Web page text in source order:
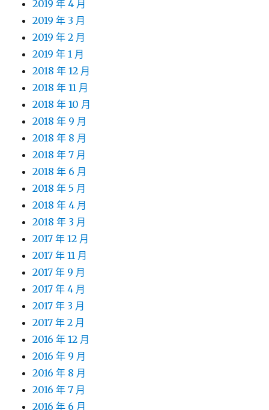
2019 年 4 月
2019 年 3 月
2019 年 2 月
2019 年 1 月
2018 年 12 月
2018 年 11 月
2018 年 10 月
2018 年 9 月
2018 年 8 月
2018 年 7 月
2018 年 6 月
2018 年 5 月
2018 年 4 月
2018 年 3 月
2017 年 12 月
2017 年 11 月
2017 年 9 月
2017 年 4 月
2017 年 3 月
2017 年 2 月
2016 年 12 月
2016 年 9 月
2016 年 8 月
2016 年 7 月
2016 年 6 月